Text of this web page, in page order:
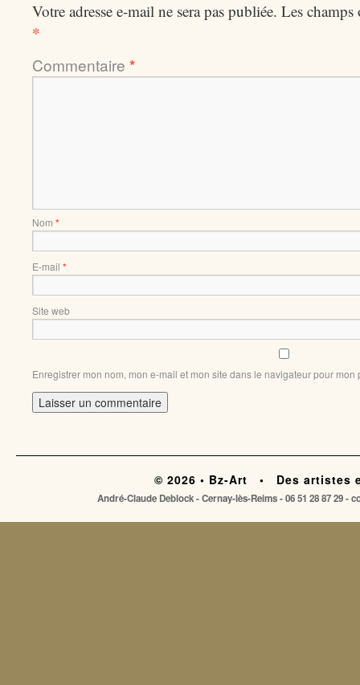
Votre adresse e-mail ne sera pas publiée. Les champs
*
Commentaire *
Nom *
E-mail *
Site web
Enregistrer mon nom, mon e-mail et mon site dans le navigateur pour
© 2026 • Bz-Art • Des artistes
André-Claude Deblock - Cernay-lès-Reims - 06 51 28 87 29 -